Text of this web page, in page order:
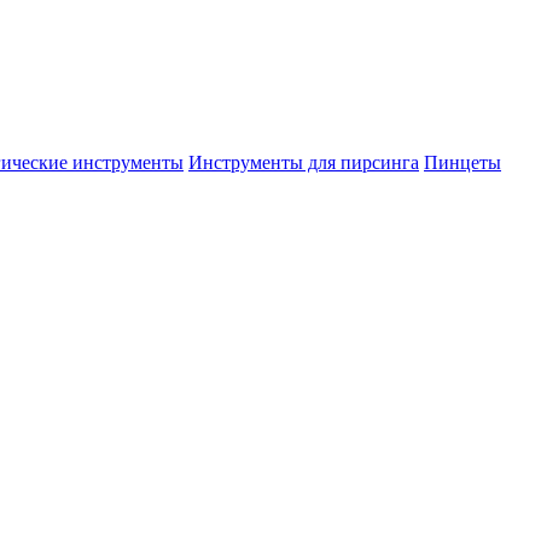
инструменты Инструменты для пирсинга Пинцеты